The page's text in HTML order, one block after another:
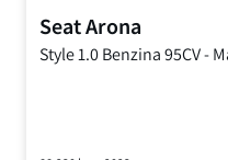
SeatArona
Style1.0 Benzina 95CV-